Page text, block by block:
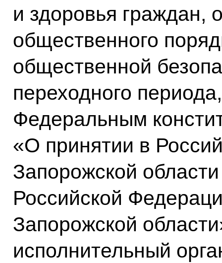
и здоровья граждан,
общественного
общественной
переходного
Федеральным
«О принятии в
Запорожской
Российской
Запорожской
исполнительный